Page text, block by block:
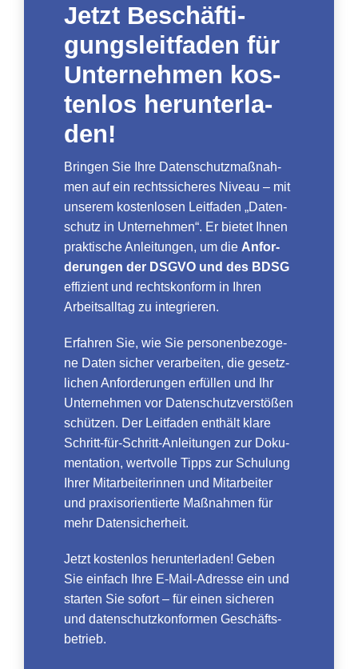
Jetzt Beschäf­ti­
gungs­leit­fa­den für
Unter­neh­men kos­
ten­los her­un­ter­la­
den!
Brin­gen Sie Ihre Daten­schutz­maß­nah­
men auf ein rechts­si­che­res Niveau – mit
unse­rem kos­ten­lo­sen Leit­fa­den „Daten­
schutz in Unter­neh­men“. Er bie­tet Ihnen
prak­ti­sche Anlei­tun­gen, um die Anfor­
de­run­gen der DSGVO und des BDSG
effi­zi­ent und rechts­kon­form in Ihren
Arbeits­all­tag zu inte­grie­ren.
Erfah­ren Sie, wie Sie per­so­nen­be­zo­ge­
ne Daten sicher ver­ar­bei­ten, die gesetz­
li­chen Anfor­de­run­gen erfül­len und Ihr
Unter­neh­men vor Daten­schutz­ver­stö­ßen
schüt­zen. Der Leit­fa­den ent­hält kla­re
Schritt-für-Schritt-Anlei­tun­gen zur Doku­
men­ta­ti­on, wert­vol­le Tipps zur Schu­lung
Ihrer Mit­ar­bei­te­rin­nen und Mit­ar­bei­ter
und pra­xis­ori­en­tier­te Maß­nah­men für
mehr Daten­si­cher­heit.
Jetzt kos­ten­los her­un­ter­la­den! Geben
Sie ein­fach Ihre E‑Mail-Adres­se ein und
star­ten Sie sofort – für einen siche­ren
und daten­schutz­kon­for­men Geschäfts­
be­trieb.